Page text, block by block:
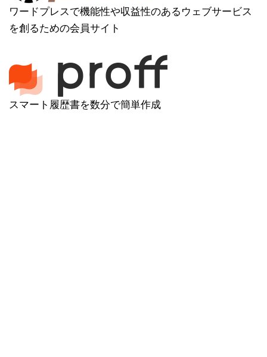
ワードプレスで機能性や収益性のあるウェブサービス
を創るための会員サイト
スマート履歴書を数分で簡単作成